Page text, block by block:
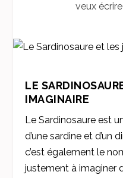
veux écrire|
LE
IMAGINAIRE
Le Sardinosaure est
d’une sardine et d’un
c’est également le
justement à imaginer